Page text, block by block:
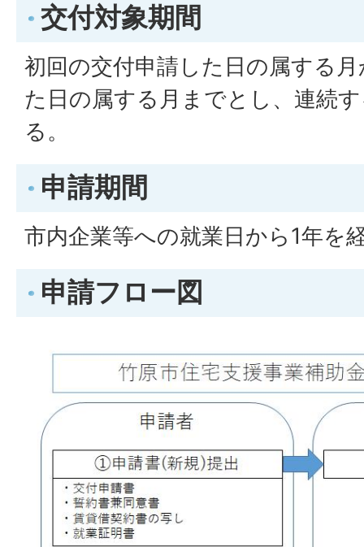
交付対象期間
初回の交付申請した日の属する
た日の属する月までとし、連続
る。
申請期間
市内企業等への就業日から1年を
申請フロー図